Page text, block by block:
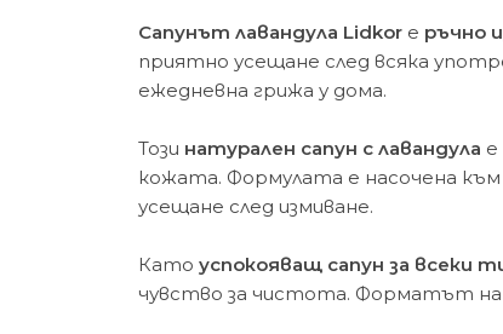
Сапунът лавандула Lidkor е ръчно
приятно усещане след всяка
ежедневна грижа у дома.
Този натурален сапун с лавандула
кожата. Формулата е насочена
усещане след измиване.
Като успокояващ сапун за всеки
чувство за чистота. Форматът на